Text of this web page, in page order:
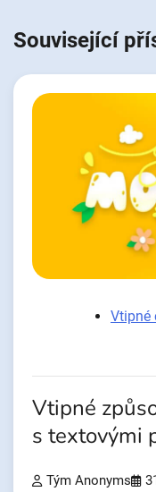
Související
Vtipné
Vtipné
s textovými
Tým Anonyms